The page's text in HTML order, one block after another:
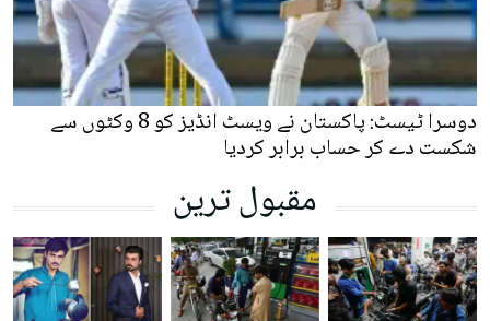
دوسرا ٹیسٹ: پاکستان نے ویسٹ انڈیز کو 8 وکٹوں سے
شکست دے کر حساب برابر کردیا
مقبول ترین